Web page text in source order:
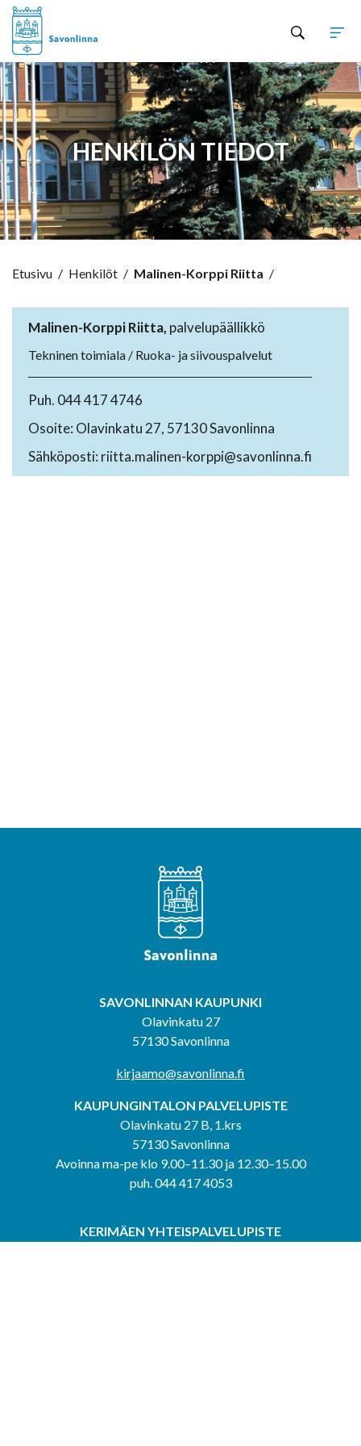
HENKILÖN TIEDOT
Etusivu / Henkilöt / Malinen-Korppi Riitta /
Malinen-Korppi Riitta, palvelupäällikkö
Tekninen toimiala / Ruoka- ja siivouspalvelut
Puh. 044 417 4746
Osoite: Olavinkatu 27, 57130 Savonlinna
Sähköposti: riitta.malinen-korppi@savonlinna.fi
SAVONLINNAN KAUPUNKI
Olavinkatu 27
57130 Savonlinna
kirjaamo@savonlinna.fi
KAUPUNGINTALON PALVELUPISTE
Olavinkatu 27 B, 1.krs
57130 Savonlinna
Avoinna ma-pe klo 9.00–11.30 ja 12.30–15.00
puh. 044 417 4053
KERIMÄEN YHTEISPALVELUPISTE